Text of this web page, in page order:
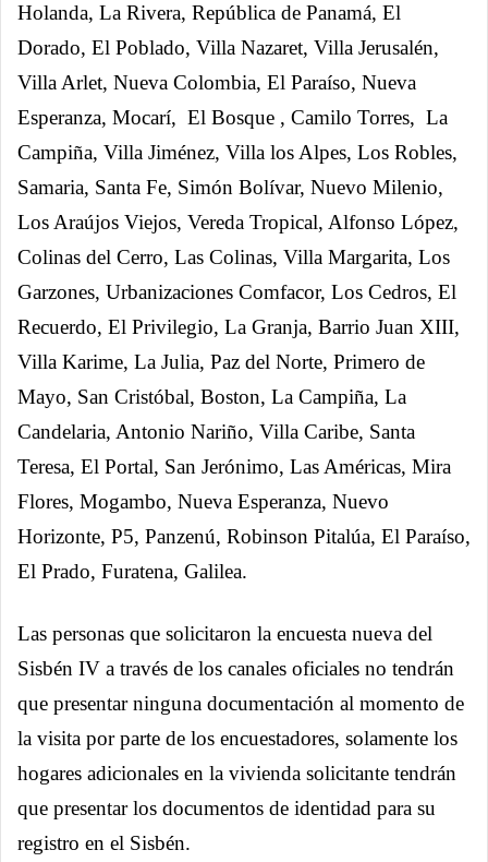
Holanda, La Rivera, República de Panamá, El
Dorado, El Poblado, Villa Nazaret, Villa Jerusalén,
Villa Arlet, Nueva Colombia, El Paraíso, Nueva
Esperanza, Mocarí, El Bosque , Camilo Torres, La
Campiña, Villa Jiménez, Villa los Alpes, Los Robles,
Samaria, Santa Fe, Simón Bolívar, Nuevo Milenio,
Los Araújos Viejos, Vereda Tropical, Alfonso López,
Colinas del Cerro, Las Colinas, Villa Margarita, Los
Garzones, Urbanizaciones Comfacor, Los Cedros, El
Recuerdo, El Privilegio, La Granja, Barrio Juan XIII,
Villa Karime, La Julia, Paz del Norte, Primero de
Mayo, San Cristóbal, Boston, La Campiña, La
Candelaria, Antonio Nariño, Villa Caribe, Santa
Teresa, El Portal, San Jerónimo, Las Américas, Mira
Flores, Mogambo, Nueva Esperanza, Nuevo
Horizonte, P5, Panzenú, Robinson Pitalúa, El Paraíso,
El Prado, Furatena, Galilea.
Las personas que solicitaron la encuesta nueva del
Sisbén IV a través de los canales oficiales no tendrán
que presentar ninguna documentación al momento de
la visita por parte de los encuestadores, solamente los
hogares adicionales en la vivienda solicitante tendrán
que presentar los documentos de identidad para su
registro en el Sisbén.